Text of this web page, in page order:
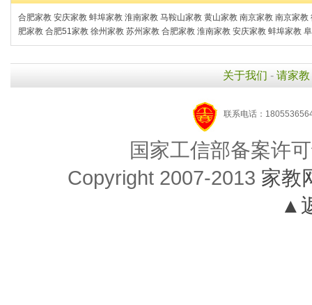
合肥家教 安庆家教 蚌埠家教 淮南家教 马鞍山家教 黄山家教 南京家教 南京家教
肥家教 合肥51家教 徐州家教 苏州家教 合肥家教 淮南家教 安庆家教 蚌埠家教
关于我们 - 请家教
联系电话：
国家工信部备案许
Copyright 2007-2013 家教
▲